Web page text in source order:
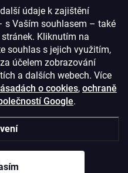
údaje k zajištění
s Vaším souhlasem – také
Kliknutím na
souhlas s jejich využitím,
účelem zobrazování
a dalších webech. Více
o cookies, ochraně
Google.
bezpečně a bez obav.
jsou Vaše citlivá
bezpečí.
s.r.o.,